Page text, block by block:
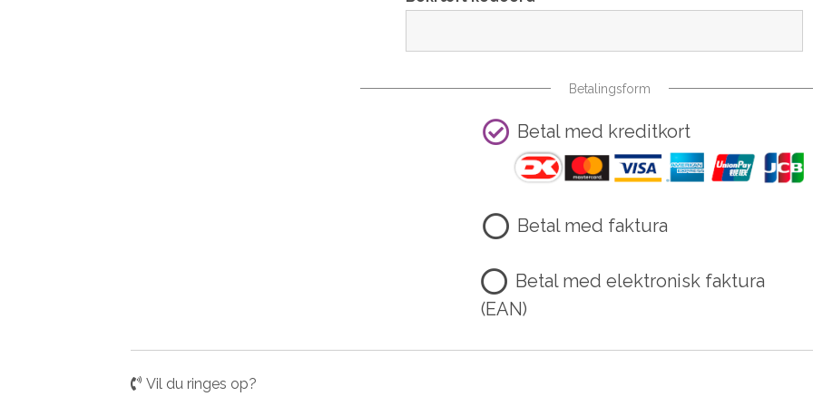
Betalingsform
Betal med kreditkort
Betal med faktura
Betal med elektronisk faktura
(EAN)
Vil du ringes op?